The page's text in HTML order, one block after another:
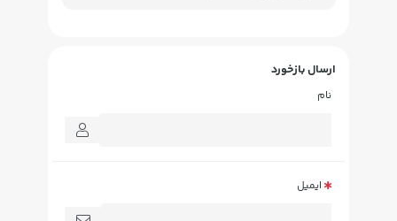
ارسال بازخورد
نام
ایمیل